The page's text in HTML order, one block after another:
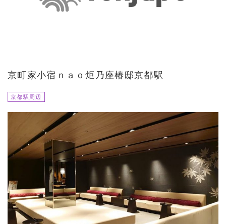
京町家小宿ｎａｏ炬乃座椿邸京都駅
京都駅周辺